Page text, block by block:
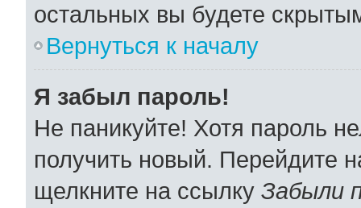
остальных вы будете
Вернуться к началу
Я забыл пароль!
Не паникуйте! Хотя пароль
получить новый. Перейдите
щелкните на ссылку Забыли